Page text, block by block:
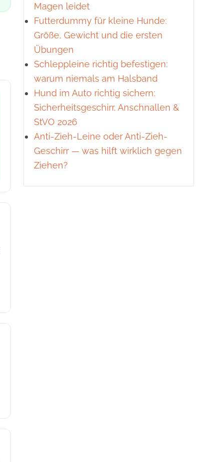
Magen leidet
Futterdummy für kleine Hunde:
Größe, Gewicht und die ersten
Übungen
Schleppleine richtig befestigen:
warum niemals am Halsband
Hund im Auto richtig sichern:
Sicherheitsgeschirr, Anschnallen &
StVO 2026
Anti-Zieh-Leine oder Anti-Zieh-
Geschirr — was hilft wirklich gegen
Ziehen?